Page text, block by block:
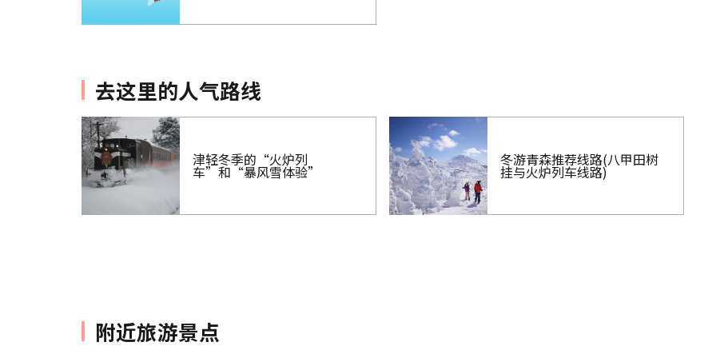
去这里的人气路线
津轻冬季的“火炉列
车”和“暴风雪体验”
冬游青森推荐线路(八甲田树
挂与火炉列车线路)
附近旅游景点